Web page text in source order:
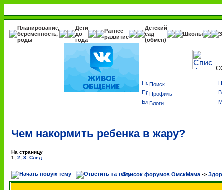
Планирование,
беременность,
роды
Дети
до
года
Раннее
развитие
Детский
сад
(обмен)
Школы
Поиск
Профиль
Блоги
Чем накормить ребенка в жару?
На страницу
1
2 3 След.
Список форумов ОмскМама ->